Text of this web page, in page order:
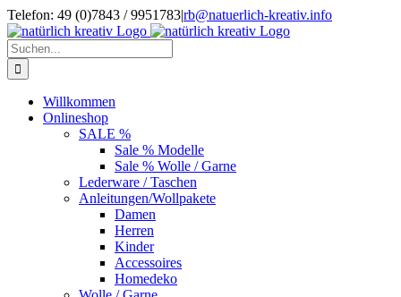
Zum
Inhalt
springen
Telefon: 49 (0)7843 / 9951783|rb@natuerlich-kreativ.info
Suche
nach:
Willkommen
Onlineshop
SALE %
Sale % Modelle
Sale % Wolle / Garne
Lederware / Taschen
Anleitungen/Wollpakete
Damen
Herren
Kinder
Accessoires
Homedeko